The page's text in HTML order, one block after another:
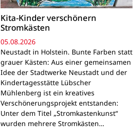
Kita-Kinder verschönern
Stromkästen
05.08.2026
Neustadt in Holstein. Bunte Farben statt
grauer Kästen: Aus einer gemeinsamen
Idee der Stadtwerke Neustadt und der
Kindertagesstätte Lübscher
Mühlenberg ist ein kreatives
Verschönerungsprojekt entstanden:
Unter dem Titel „Stromkastenkunst“
wurden mehrere Stromkästen…